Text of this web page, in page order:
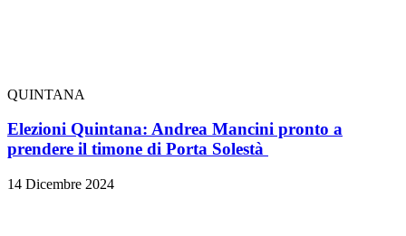
QUINTANA
Elezioni Quintana: Andrea Mancini pronto a
prendere il timone di Porta Solestà
14 Dicembre 2024